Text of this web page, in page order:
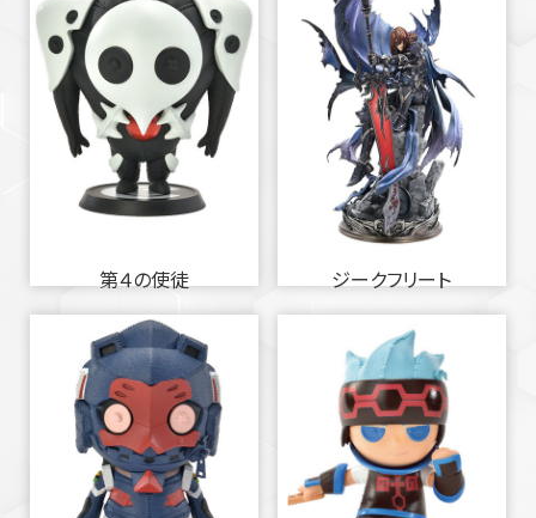
第４の使徒 ジークフリート